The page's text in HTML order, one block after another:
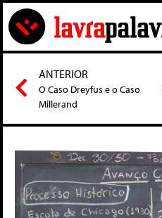
ANTERIOR
O Caso Dreyfus e o Caso
Millerand